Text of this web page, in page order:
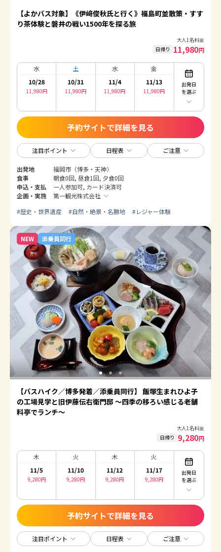
【よかバス対象】《伊﨑俊秋氏と行く》福島町並散策・すす
り茶体験と磐井の戦い1500年を探る旅
大人1名料金
日帰り 11,980円
水
10/28
11,980円
土
10/31
11,980円
水
11/4
11,980円
金
11/13
11,980円
出発日
を選ぶ
予約サイトで詳細を見る
注目ポイント 日程表 ご注意
出発地
福岡市（博多・天神）
食事
朝食0回, 昼食1回, 夕食0回
申込・支払
一人参加可, カード決済可
企画・実施
第一観光株式会社
#歴史・世界遺産 #自然・絶景・名勝地 #レジャー体験
NEW 添乗員同行
【バスハイク／博多発着／添乗員同行】 飯塚生まれひよ子
の工場見学と旧伊藤伝右衛門邸 ～四季の移ろい感じる老舗
料亭でランチ～
大人1名料金
日帰り 9,280円
木
11/5
9,280円
火
11/10
9,280円
木
11/12
9,280円
火
11/17
9,280円
出発日
を選ぶ
予約サイトで詳細を見る
注目ポイント 日程表 ご注意